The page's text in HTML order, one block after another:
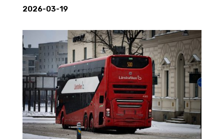
2026-03-19